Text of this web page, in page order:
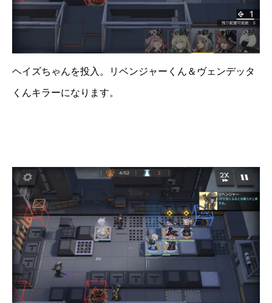
ヘイズちゃんを投入。リベンジャーくん＆ヴェンデッタ
くんキラーになります。